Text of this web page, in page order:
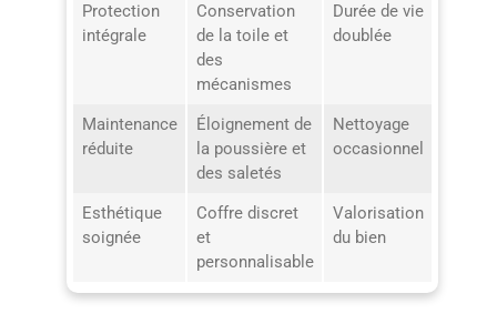
Protection
intégrale
Conservation
de la toile et
des
mécanismes
Durée de vie
doublée
Maintenance
réduite
Éloignement de
la poussière et
des saletés
Nettoyage
occasionnel
Esthétique
soignée
Coffre discret
et
personnalisable
Valorisation
du bien